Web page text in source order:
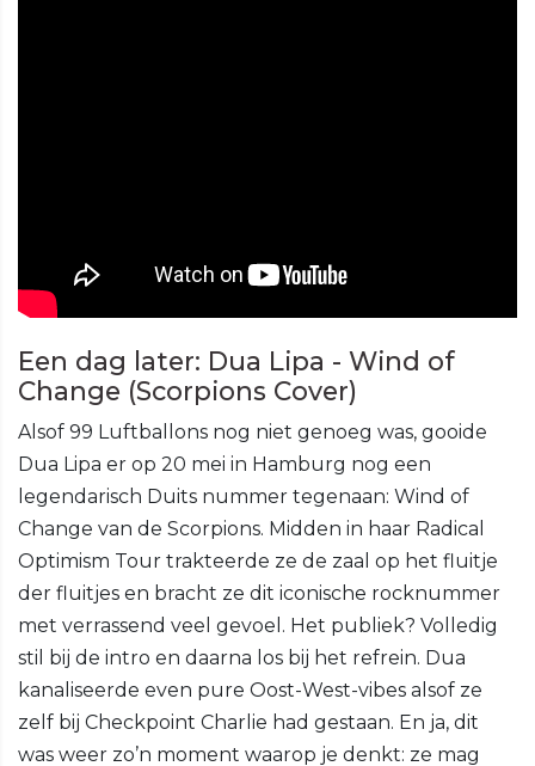
Een dag later: Dua Lipa - Wind of
Change (Scorpions Cover)
Alsof 99 Luftballons nog niet genoeg was, gooide
Dua Lipa er op 20 mei in Hamburg nog een
legendarisch Duits nummer tegenaan: Wind of
Change van de Scorpions. Midden in haar Radical
Optimism Tour trakteerde ze de zaal op het fluitje
der fluitjes en bracht ze dit iconische rocknummer
met verrassend veel gevoel. Het publiek? Volledig
stil bij de intro en daarna los bij het refrein. Dua
kanaliseerde even pure Oost-West-vibes alsof ze
zelf bij Checkpoint Charlie had gestaan. En ja, dit
was weer zo’n moment waarop je denkt: ze mag